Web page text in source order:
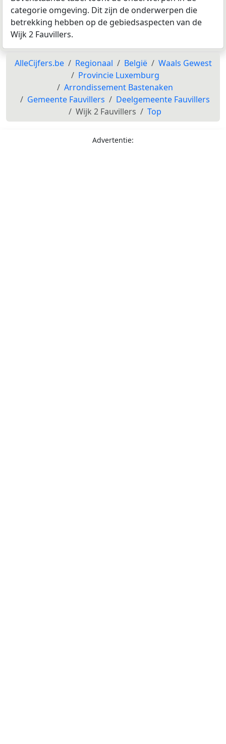
categorie omgeving. Dit zijn de onderwerpen die
betrekking hebben op de gebiedsaspecten van de
Wijk 2 Fauvillers.
AlleCijfers.be Regionaal België
Waals Gewest
Provincie Luxemburg
Arrondissement Bastenaken
Gemeente Fauvillers
Deelgemeente Fauvillers
Wijk 2 Fauvillers
Top
Advertentie: